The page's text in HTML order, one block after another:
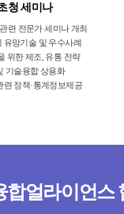
청 세미나
련 전문가 세미나 개최
유망기술 및 우수사례
위한 제조, 유통 전략
기술융합 상용화
련 정책·통계정보제공
합얼라이언스